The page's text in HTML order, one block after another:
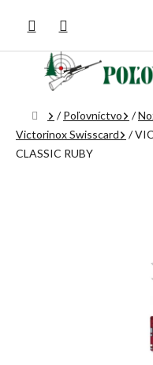
obsah
Domov
/ Poľovníctvo /
Victorinox Swisscard
/
CLASSIC RUBY